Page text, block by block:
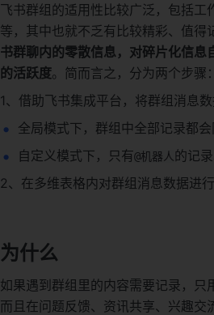
飞书群组的适用性比较广泛，包括
等，其中也就不乏有比较精彩、值
书群聊内的零散信息，对碎片化信
的活跃度。简而言之，分为两个步骤：
1、借助飞书集成平台，将群组消息
全局模式下，群组中全部记录都会
自定义模式下，只有@机器人 的记
2、在多维表格内对群组消息数据进行
为什么
如果遇到群组里的内容需要记录，只
而且在问题反馈、资讯共享、兴趣交